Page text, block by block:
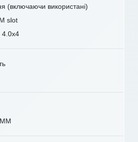
(включаючи використані)
slot
4.0x4